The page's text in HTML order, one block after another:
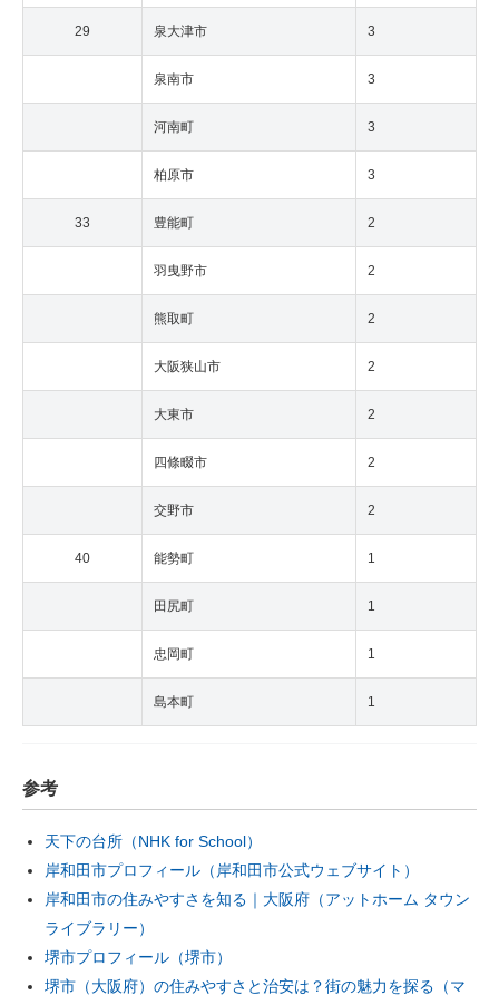
29 泉大津市 3
泉南市 3
河南町 3
柏原市 3
33 豊能町 2
羽曳野市 2
熊取町 2
大阪狭山市 2
大東市 2
四條畷市 2
交野市 2
40 能勢町 1
田尻町 1
忠岡町 1
島本町 1
参考
天下の台所（NHK for School）
岸和田市プロフィール（岸和田市公式ウェブサイト）
岸和田市の住みやすさを知る｜大阪府（アットホーム タウン
ライブラリー）
堺市プロフィール（堺市）
堺市（大阪府）の住みやすさと治安は？街の魅力を探る（マ